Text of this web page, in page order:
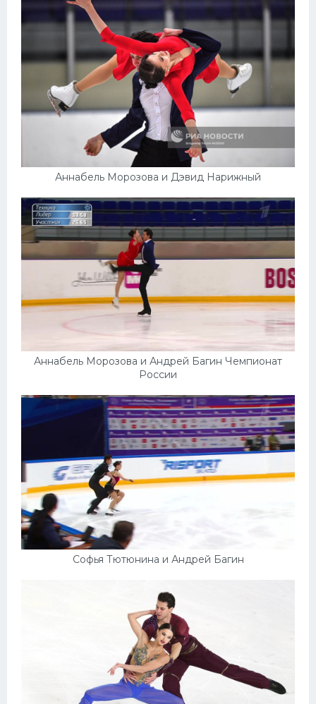
Аннабель Морозова и Дэвид Нарижный
Аннабель Морозова и Андрей Багин Чемпионат
России
Софья Тютюнина и Андрей Багин